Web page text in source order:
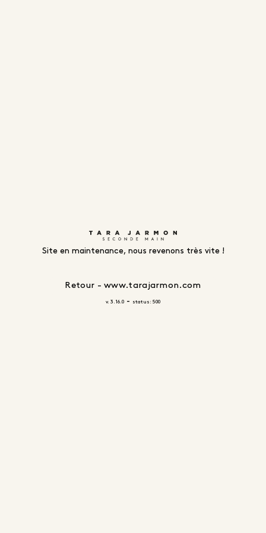
Site en maintenance, nous revenons très vite !
Retour - www.tarajarmon.com
v. 3.16.0 - status: 500